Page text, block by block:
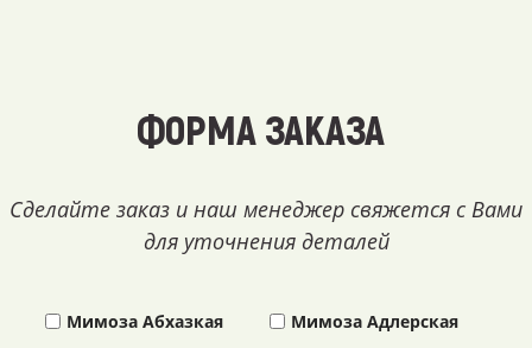
ФОРМА ЗАКАЗА
Сделайте заказ и наш менеджер свяжется с Вами
для уточнения деталей
Мимоза Абхазкая Мимоза Адлерская